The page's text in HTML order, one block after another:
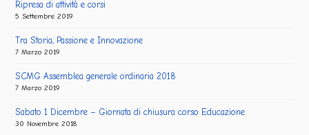
Ripresa di attività e corsi
5 Settembre 2019
Tra Storia, Passione e Innovazione
7 Marzo 2019
SCMG Assemblea generale ordinaria 2018
7 Marzo 2019
Sabato 1 Dicembre – Giornata di chiusura corso Educazione
30 Novembre 2018